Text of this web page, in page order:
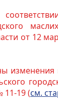
от 12
изменения
11-19 (см.